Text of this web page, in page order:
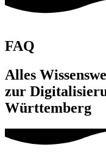
FAQ
Alles
zur
Württemberg